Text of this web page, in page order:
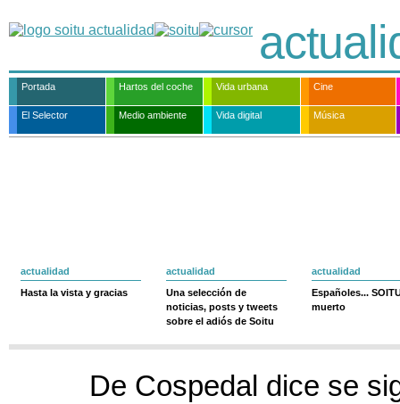
Portada Hartos del coche Vida urbana Cine
El Selector Medio ambiente Vida digital Música
actualidad
Hasta la vista y gracias
actualidad
Una selección de
noticias, posts y tweets
sobre el adiós de Soitu
actualidad
Españoles...
muerto
De Cospedal dice se